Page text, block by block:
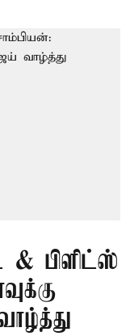
& பிளிட்ஸ்